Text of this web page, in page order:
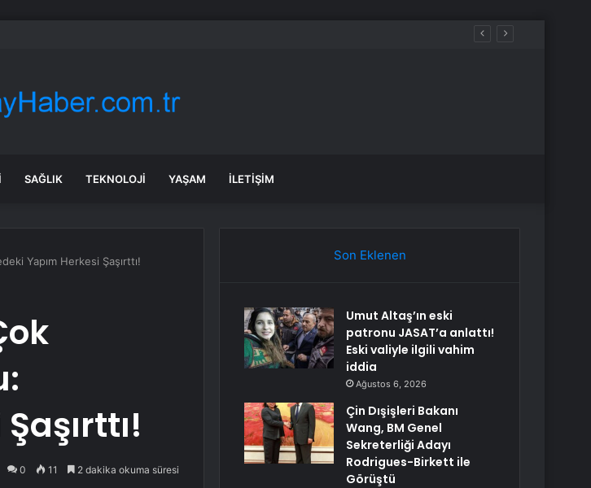
Sekreterliği Adayı Rodrigues-Birkett ile Görüştü
SAĞLIK TEKNOLOJI YAŞAM İLETIŞIM
Yapım Herkesi Şaşırttı!
0 11 2 dakika okuma süresi
Son Eklenen
Umut Altaş’ın eski
patronu JASAT’a anlattı!
Eski valiyle ilgili vahim
iddia
Ağustos 6, 2026
Çin Dışişleri Bakanı
Wang, BM Genel
Sekreterliği Adayı
Rodrigues-Birkett ile
Görüştü